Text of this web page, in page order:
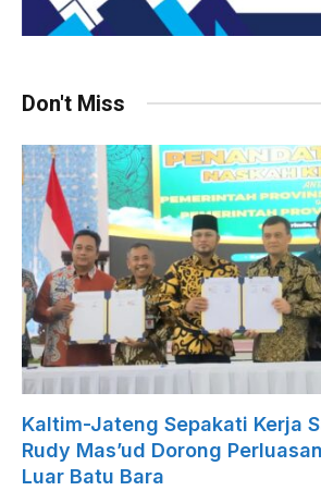
Don't Miss
Kaltim-Jateng Sepakati Kerja
Rudy Mas’ud Dorong
Luar Batu Bara